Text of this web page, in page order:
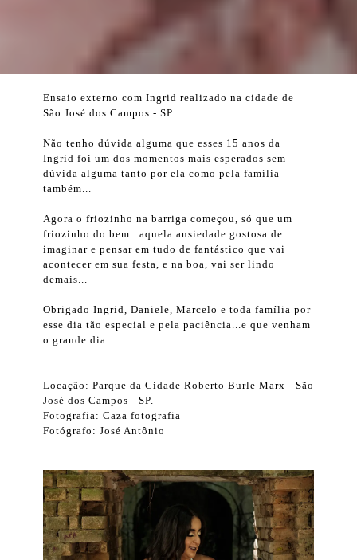
Ensaio externo com Ingrid realizado na cidade de
São José dos Campos - SP.
Não tenho dúvida alguma que esses 15 anos da
Ingrid foi um dos momentos mais esperados sem
dúvida alguma tanto por ela como pela família
também...
Agora o friozinho na barriga começou, só que um
friozinho do bem...aquela ansiedade gostosa de
imaginar e pensar em tudo de fantástico que vai
acontecer em sua festa, e na boa, vai ser lindo
demais...
Obrigado Ingrid, Daniele, Marcelo e toda família por
esse dia tão especial e pela paciência...e que venham
o grande dia...
Locação: Parque da Cidade Roberto Burle Marx - São
José dos Campos - SP.
Fotografia: Caza fotografia
Fotógrafo: José Antônio